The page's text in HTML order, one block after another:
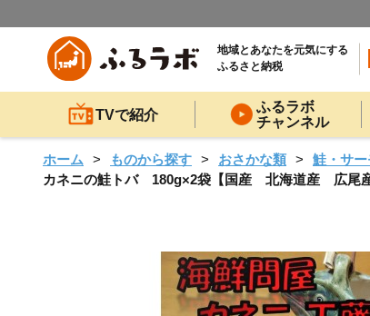
地域とあなたを元気にする
ふるさと納税
TVで紹介
ふるラボ
チャンネル
ホーム ものから探す おさかな類
鮭・サ
カネニの鮭トバ 180g×2袋【国産 北海道産 広